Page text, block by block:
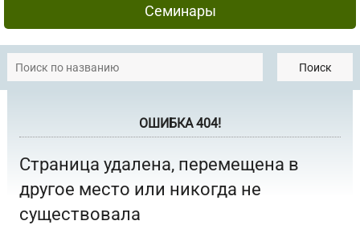
Семинары
Поиск
ОШИБКА 404!
Страница удалена, перемещена в
другое место или никогда не
существовала